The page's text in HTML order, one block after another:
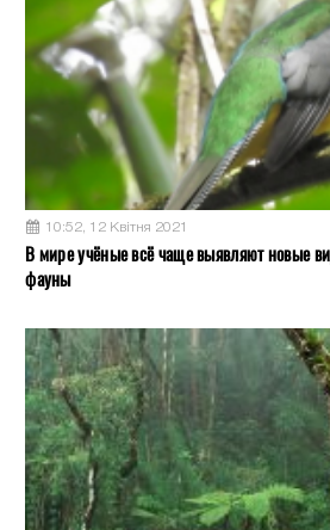
10:52, 12 Квітня 2021
В мире учёные всё чаще выявляют новые
фауны